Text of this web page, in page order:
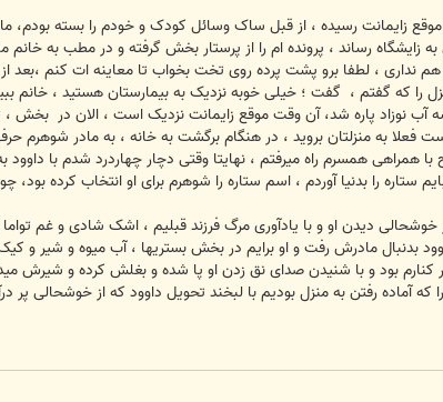
زایمانت رسیده ، از قبل ساک وسائل کودک و خودم را بسته بودم،
زایشگاه رساند ، پرونده ام را از پرستار بخش گرفته و در مطب به
، لطفا برو پشت پرده روی تخت بخواب تا معاینه ات کنم ،بعد از
که گفتم ، گفت ؛ خیلی خوبه نزدیک به بیمارستان هستید ، خانم
پاره شد، آن وقت موقع زایمانت نزدیک است ، الان در بخش ،
به منزلتان بروید ، در هنگام برگشت به خانه ، به مادر شوهرم
همراهی همسرم راه میرفتم ، نهایتا وقتی دچار چهاردرد شدم با داوود
را بدنیا آوردم ، اسم ستاره را شوهرم برای او انتخاب کرده بود،
خوشحالی دیدن او و با یادآوری مرگ فرزند قبلیم ، اشک شادی و غم
بدنبال مادرش رفت و او برایم در بخش بستریها ، آب میوه و شیر و کیک
کنارم بود و با شنیدن صدای نق زدن او پا شده و بغلش کرده و شیرش
آماده رفتن به منزل بودیم با لبخند تحویل داوود که از خوشحالی پر